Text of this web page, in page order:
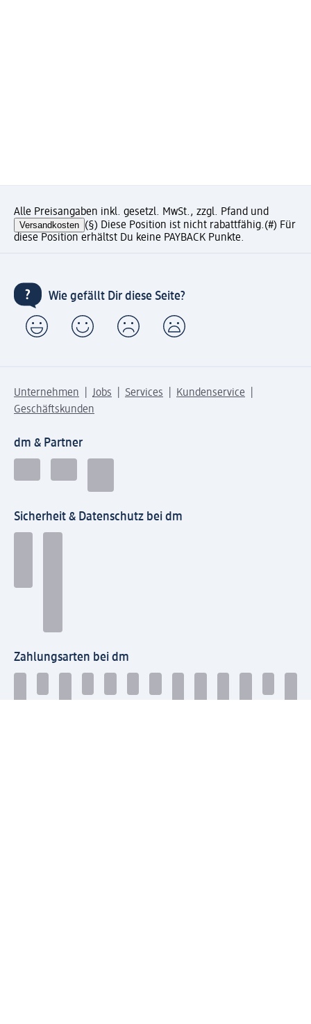
Alle Preisangaben inkl. gesetzl. MwSt., zzgl. Pfand und
Versandkosten (§) Diese Position ist nicht rabattfähig.(#) Für
diese Position erhältst Du keine PAYBACK Punkte.
Wie gefällt Dir diese Seite?
Unternehmen Jobs Services
Kundenservice
Geschäftskunden
dm & Partner
Sicherheit & Datenschutz bei dm
Zahlungsarten bei dm